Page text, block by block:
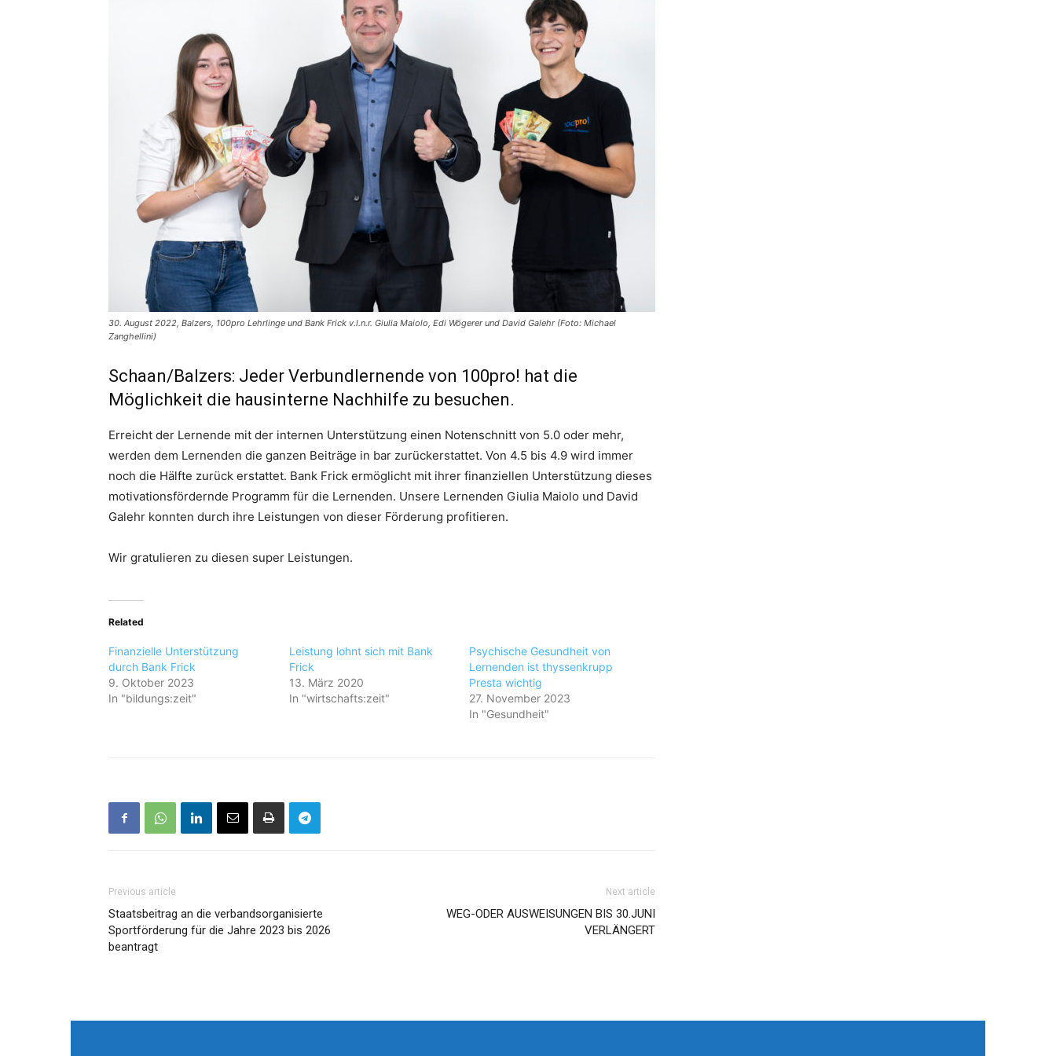
30. August 2022, Balzers, 100pro Lehrlinge und Bank Frick v.l.n.r. Giulia Maiolo, Edi Wögerer und David Galehr (Foto: Michael
Zanghellini)
Schaan/Balzers: Jeder Verbundlernende von 100pro! hat die
Möglichkeit die hausinterne Nachhilfe zu besuchen.
Erreicht der Lernende mit der internen Unterstützung einen Notenschnitt von 5.0 oder mehr,
werden dem Lernenden die ganzen Beiträge in bar zurückerstattet. Von 4.5 bis 4.9 wird immer
noch die Hälfte zurück erstattet. Bank Frick ermöglicht mit ihrer finanziellen Unterstützung dieses
motivationsfördernde Programm für die Lernenden. Unsere Lernenden Giulia Maiolo und David
Galehr konnten durch ihre Leistungen von dieser Förderung profitieren.
Wir gratulieren zu diesen super Leistungen.
Related
Finanzielle Unterstützung
durch Bank Frick
9. Oktober 2023
In "bildungs:zeit"
Leistung lohnt sich mit Bank
Frick
13. März 2020
In "wirtschafts:zeit"
Psychische Gesundheit von
Lernenden ist thyssenkrupp
Presta wichtig
27. November 2023
In "Gesundheit"
Previous article
Staatsbeitrag an die verbandsorganisierte
Sportförderung für die Jahre 2023 bis 2026
beantragt
Next article
WEG-ODER AUSWEISUNGEN BIS 30.JUNI
VERLÄNGERT